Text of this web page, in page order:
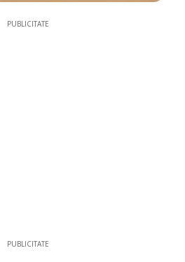
PUBLICITATE
PUBLICITATE